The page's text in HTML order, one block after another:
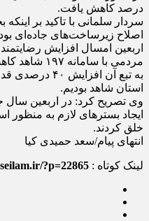
درصد کاهش یافت.
سردار سلمانی با تاکید بر
اصلاح زیرساخت‌های جاده‌ای
اربعین امسال افزایش
به تبع آن
استان شاهد بودیم.
وی تصریح کرد: در اربعین سال
ایجاد بسترهای لازم به منظور
خلق کردند.
انتهای پیام/سعد حمیدی کیا
لینک کوتاه : ?p=22865